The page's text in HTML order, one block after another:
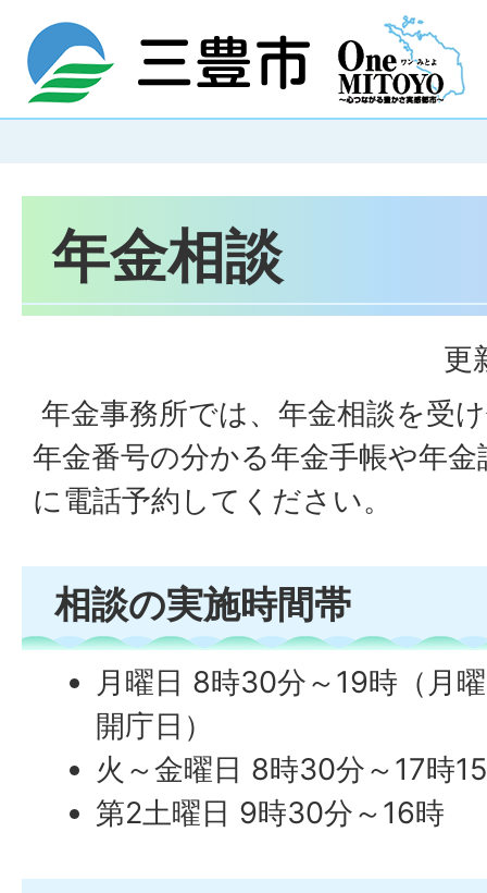
年金相談
更
年金事務所では、年金相談を受
年金番号の分かる年金手帳や年
に電話予約してください。
相談の実施時間帯
月曜日 8時30分～19時（月
開庁日）
火～金曜日 8時30分～17時
第2土曜日 9時30分～16時